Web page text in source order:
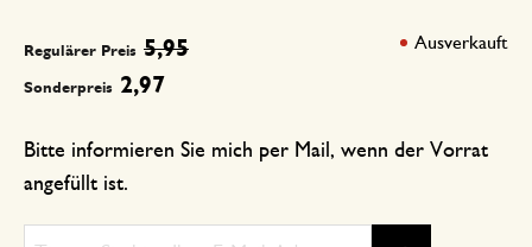
Sonderpreis 2,97
Regulärer Preis 5,95
Bitte informieren Sie mich per Mail, wenn der Vorrat
angefüllt ist.
Ausverkauft